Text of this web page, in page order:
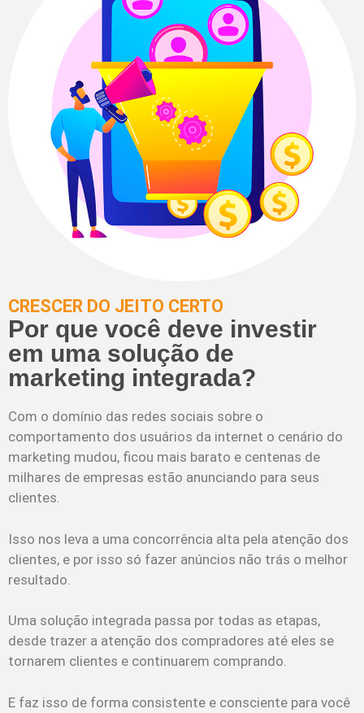
CRESCER DO JEITO CERTO
Por que você deve investir
em uma solução de
marketing integrada?
Com o domínio das redes sociais sobre o
comportamento dos usuários da internet o cenário do
marketing mudou, ficou mais barato e centenas de
milhares de empresas estão anunciando para seus
clientes.
Isso nos leva a uma concorrência alta pela atenção dos
clientes, e por isso só fazer anúncios não trás o melhor
resultado.
Uma solução integrada passa por todas as etapas,
desde trazer a atenção dos compradores até eles se
tornarem clientes e continuarem comprando.
E faz isso de forma consistente e consciente para você